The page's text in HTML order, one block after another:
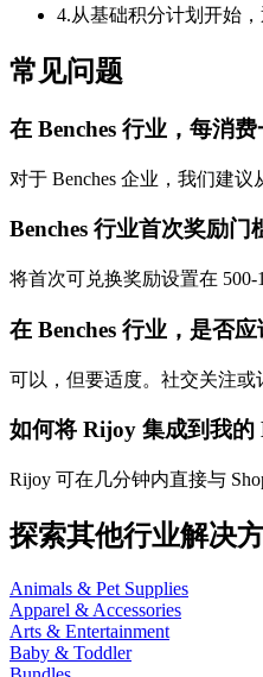
4.从基础积分计划开始
常见问题
在 Benches 行业，每消
对于 Benches 企业，我们建
Benches 行业首次奖励门
将首次可兑换奖励设置在
在 Benches 行业，是否
可以，但要适度。社交关注或
如何将 Rijoy 集成到我的
Rijoy 可在几分钟内直接与
探索其他行业解决
Animals & Pet Supplies
Apparel & Accessories
Arts & Entertainment
Baby & Toddler